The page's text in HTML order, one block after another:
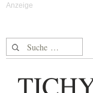
Suche nach: